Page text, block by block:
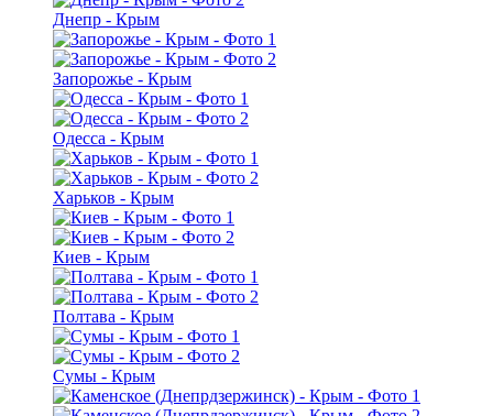
Днепр - Крым
Запорожье - Крым
Одесса - Крым
Харьков - Крым
Киев - Крым
Полтава - Крым
Сумы - Крым